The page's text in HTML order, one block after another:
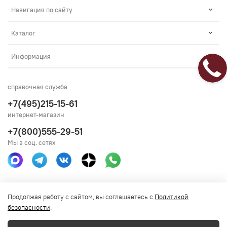
Навигация по сайту
Каталог
Информация
Получить консультацию
справочная служба
+7(495)215-15-61
интернет-магазин
+7(800)555-29-51
Мы в соц. сетях
Продолжая работу с сайтом, вы соглашаетесь с Политикой
безопасности.